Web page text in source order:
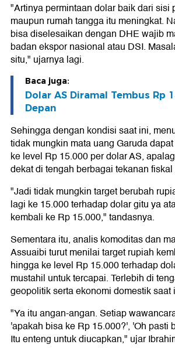
"Artinya permintaan dolar baik dari sisi
maupun rumah tangga itu meningkat.
bisa diselesaikan dengan DHE wajib
badan ekspor nasional atau DSI.
situ," ujarnya lagi.
Baca juga:
Dolar AS Diramal Tembus Rp
Depan
Sehingga dengan kondisi saat ini,
tidak mungkin mata uang Garuda
ke level Rp 15.000 per dolar AS,
dekat di tengah berbagai tekanan
"Jadi tidak mungkin target berubah
lagi ke 15.000 terhadap dolar gitu ya
kembali ke Rp 15.000," tandasnya.
Sementara itu, analis komoditas dan
Assuaibi turut menilai target rupiah
hingga ke level Rp 15.000 terhadap
mustahil untuk tercapai. Terlebih di
geopolitik serta ekonomi domestik saat
"Ya itu angan-angan. Setiap
'apakah bisa ke Rp 15.000?', 'Oh pasti
Itu enteng untuk diucapkan," ujar